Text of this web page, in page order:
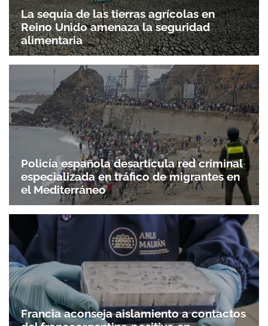
La sequía de las tierras agrícolas en
Reino Unido amenaza la seguridad
alimentaria
Policía española desarticula red criminal
especializada en tráfico de migrantes en
el Mediterráneo
Francia aconseja aislamiento a contactos